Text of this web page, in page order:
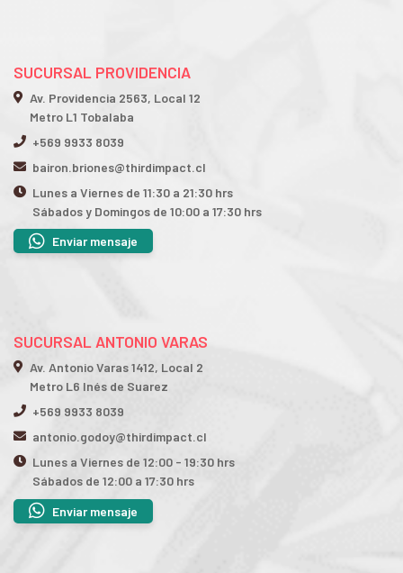
SUCURSAL PROVIDENCIA
Av. Providencia 2563, Local 12
Metro L1 Tobalaba
+569 9933 8039
bairon.briones@thirdimpact.cl
Lunes a Viernes de 11:30 a 21:30 hrs
Sábados y Domingos de 10:00 a 17:30 hrs
Enviar mensaje
SUCURSAL ANTONIO VARAS
Av. Antonio Varas 1412, Local 2
Metro L6 Inés de Suarez
+569 9933 8039
antonio.godoy@thirdimpact.cl
Lunes a Viernes de 12:00 - 19:30 hrs
Sábados de 12:00 a 17:30 hrs
Enviar mensaje